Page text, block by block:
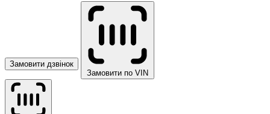
Замовити дзвінок
Замовити по VIN